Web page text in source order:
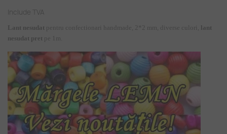
Include TVA
Lant nesudat pentru confectionari handmade, 2*2 mm, diverse culori, lant
nesudat pret pe 1m.